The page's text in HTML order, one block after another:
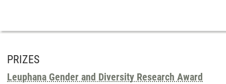
PRIZES
Leuphana Gender and Diversity Research Award